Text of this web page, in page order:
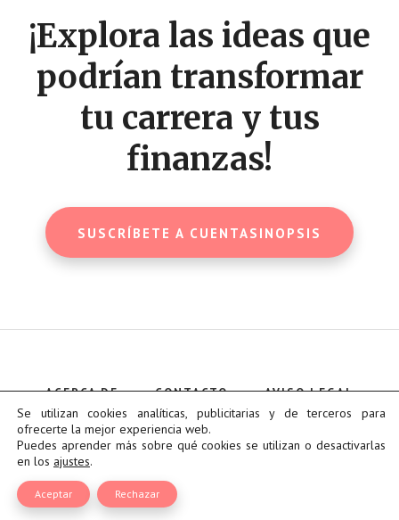
¡Explora las ideas que
podrían transformar
tu carrera y tus
finanzas!
SUSCRÍBETE A CUENTASINOPSIS
ACERCA DE CONTACTO
AVISO LEGAL
POLÍTICA DE COOKIES
POLÍTICA DE PRIVACIDAD
Se utilizan cookies analíticas, publicitarias y de terceros para
ofrecerte la mejor experiencia web.
Puedes aprender más sobre qué cookies se utilizan o desactivarlas
en los ajustes.
Aceptar Rechazar